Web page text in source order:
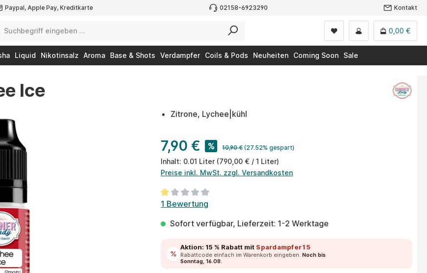
Paypal, Apple Pay, Kreditkarte 02158-6923290 Kontakt
0,00 €
Liquid Nikotinsalz Aroma Base & Shots Verdampfer Coils & Pods Neuheiten Coming Soon
Sale
Ice
Zitrone, Lychee|kühl
7,90 € % 10,90 € (27.52% gespart)
Inhalt: 0.01 Liter (790,00 € / 1 Liter)
Preise inkl. MwSt. zzgl. Versandkosten
Durchschnittliche Bewertung von 1 von 5 Sternen
1 Bewertung
Sofort verfügbar, Lieferzeit: 1-2 Werktage
Aktion: 15 % Rabatt mit Spardampfer15
Rabattcode einfach im Warenkorb eingeben.Noch bis
Sonntag, 16.08.